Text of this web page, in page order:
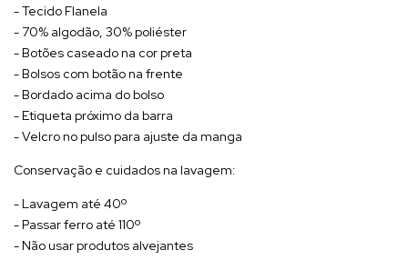
- Tecido Flanela
- 70% algodão, 30% poliéster
- Botões caseado na cor preta
- Bolsos com botão na frente
- Bordado acima do bolso
- Etiqueta próximo da barra
- Velcro no pulso para ajuste da manga
Conservação e cuidados na lavagem:
- Lavagem até 40º
- Passar ferro até 110º
- Não usar produtos alvejantes